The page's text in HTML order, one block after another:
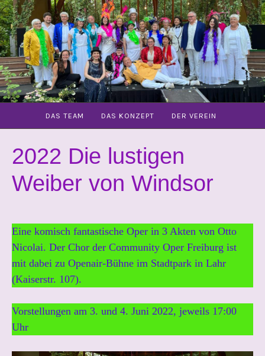
Zum
Inhalt
springen
DAS TEAM DAS KONZEPT DER VEREIN
1
9
F
U
A
2
0
2
3
V
O
C
O
P
R
2022 Die lustigen
Weiber von Windsor
Eine komisch fantastische Oper in 3 Akten von Otto
Nicolai. Der Chor der Community Oper Freiburg ist
mit dabei zu Openair-Bühne im Stadtpark in Lahr
(Kaiserstr. 107).
Vorstellungen am 3. und 4. Juni 2022, jeweils 17:00
Uhr